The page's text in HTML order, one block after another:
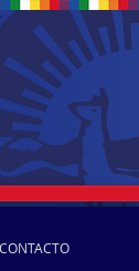
CONTACTO